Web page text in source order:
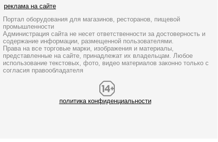
реклама на сайте
Портал оборудования для магазинов, ресторанов, пищевой
промышленности
Администрация сайта не несет ответственности за достоверность и
содержание информации, размещенной пользователями.
Права на все торговые марки, изображения и материалы,
представленные на сайте, принадлежат их владельцам. Любое
использование текстовых, фото, видео материалов законно только с
согласия правообладателя
политика конфиденциальности